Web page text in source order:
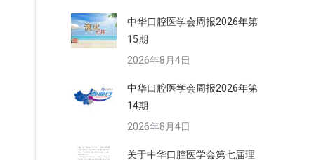
中华口腔医学会周报2026年第
15期
2026年8月4日
中华口腔医学会周报2026年第
14期
2026年8月4日
关于中华口腔医学会第七届理